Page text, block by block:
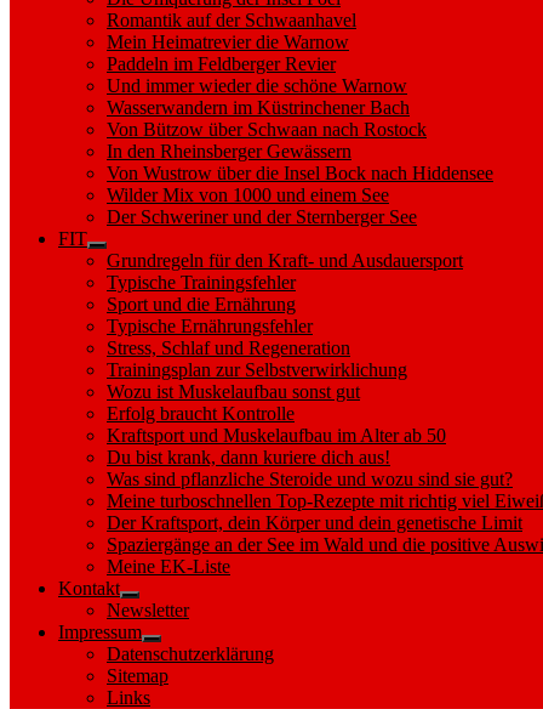
Romantik auf der Schwaanhavel
Mein Heimatrevier die Warnow
Paddeln im Feldberger Revier
Und immer wieder die schöne Warnow
Wasserwandern im Küstrinchener Bach
Von Bützow über Schwaan nach Rostock
In den Rheinsberger Gewässern
Von Wustrow über die Insel Bock nach Hiddensee
Wilder Mix von 1000 und einem See
Der Schweriner und der Sternberger See
FIT
Show
sub
menu
Grundregeln für den Kraft- und Ausdauersport
Typische Trainingsfehler
Sport und die Ernährung
Typische Ernährungsfehler
Stress, Schlaf und Regeneration
Trainingsplan zur Selbstverwirklichung
Wozu ist Muskelaufbau sonst gut
Erfolg braucht Kontrolle
Kraftsport und Muskelaufbau im Alter ab 50
Du bist krank, dann kuriere dich aus!
Was sind pflanzliche Steroide und wozu sind sie gut?
Meine turboschnellen Top-Rezepte mit richtig viel
Der Kraftsport, dein Körper und dein genetische Limit
Spaziergänge an der See im Wald und die positive
Meine EK-Liste
Kontakt
Show
sub
menu
Newsletter
Impressum
Show
sub
menu
Datenschutzerklärung
Sitemap
Links